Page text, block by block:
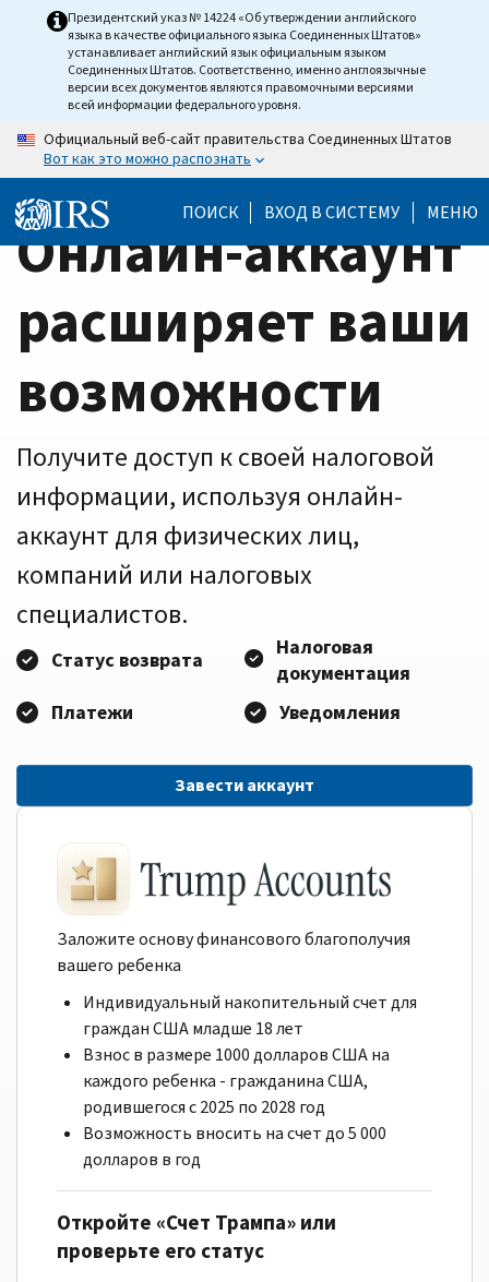
HomeПрезидентский указ № 14224 «Об утверждении английского
языка в качестве официального языка Соединенных Штатов»
устанавливает английский язык официальным языком
Соединенных Штатов. Соответственно, именно англоязычные
версии всех документов являются правомочными версиями
всей информации федерального уровня.
Официальный веб-сайт правительства Соединенных Штатов
Вот как это можно распознать
ПОИСК ВХОД В СИСТЕМУ МЕНЮ
Онлайн-аккаунт
расширяет ваши
возможности
Получите доступ к своей налоговой
информации, используя онлайн-
аккаунт для физических лиц,
компаний или налоговых
специалистов.
Статус возврата
Налоговая
документация
Платежи
Уведомления
Завести аккаунт
Заложите основу финансового благополучия
вашего ребенка
Индивидуальный накопительный счет для
граждан США младше 18 лет
Взнос в размере 1000 долларов США на
каждого ребенка - гражданина США,
родившегося с 2025 по 2028 год
Возможность вносить на счет до 5 000
долларов в год
Откройте «Счет Трампа» или
проверьте его статус